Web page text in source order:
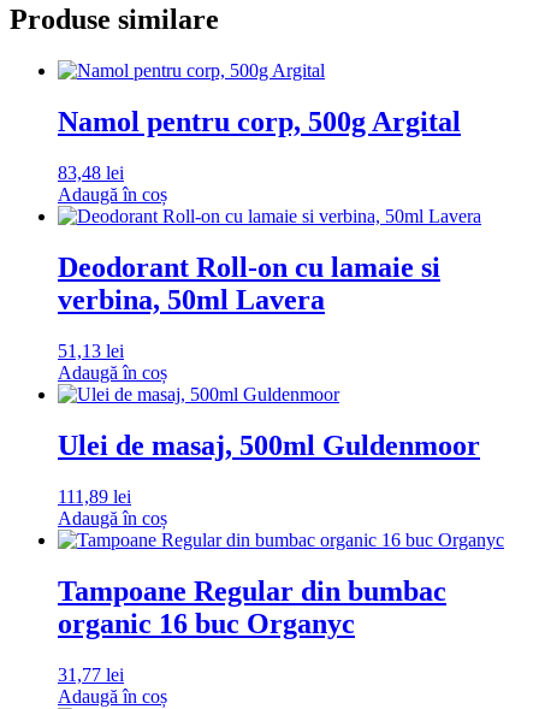
Produse similare
Namol pentru corp, 500g Argital
83,48 lei
Adaugă în coș
Deodorant Roll-on cu lamaie si
verbina, 50ml Lavera
51,13 lei
Adaugă în coș
Ulei de masaj, 500ml Guldenmoor
111,89 lei
Adaugă în coș
Tampoane Regular din bumbac
organic 16 buc Organyc
31,77 lei
Adaugă în coș